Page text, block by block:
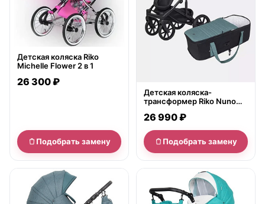
Детская коляска Riko
Michelle Flower 2 в 1
26 300 ₽
Подобрать замену
Детская коляска-
трансформер Riko Nuno
26 990 ₽
Подобрать замену